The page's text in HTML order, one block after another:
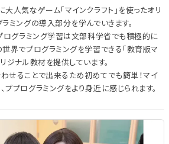
人気なゲーム「マインクラフト」を使ったオリ
ミングの導入部分を学んでいきます。
プログラミング学習は文部科学省でも積極的に
界でプログラミングを学習できる「教育版マ
ジナル教材を提供しています。
せることで出来るため初めてでも簡単！マイ
プログラミングをより身近に感じられます。